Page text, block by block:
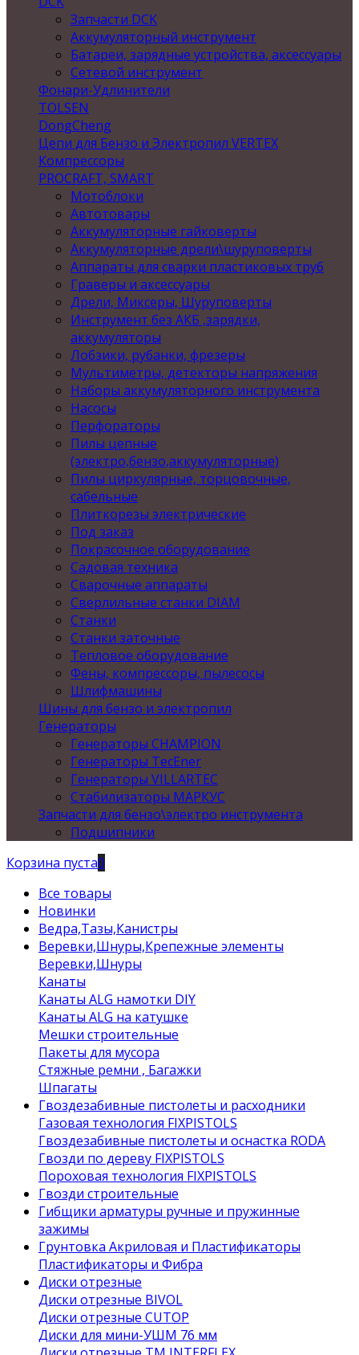
Запчасти DCK
Аккумуляторный инструмент
Батареи, зарядные устройства, аксессуары
Сетевой инструмент
Фонари-Удлинители
TOLSEN
DongCheng
Цепи для Бензо и Электропил VERTEX
Компрессоры
PROCRAFT, SMART
Мотоблоки
Автотовары
Аккумуляторные гайковерты
Аккумуляторные дрели\шуруповерты
Аппараты для сварки пластиковых труб
Граверы и аксессуары
Дрели, Миксеры, Шуруповерты
Инструмент без АКБ ,зарядки,
аккумуляторы
Лобзики, рубанки, фрезеры
Мультиметры, детекторы напряжения
Наборы аккумуляторного инструмента
Насосы
Перфораторы
Пилы цепные
(электро,бензо,аккумуляторные)
Пилы циркулярные, торцовочные,
сабельные
Плиткорезы электрические
Под заказ
Покрасочное оборудование
Садовая техника
Сварочные аппараты
Сверлильные станки DIAM
Станки
Станки заточные
Тепловое оборудование
Фены, компрессоры, пылесосы
Шлифмашины
Шины для бензо и электропил
Генераторы
Генераторы CHAMPION
Генераторы TecEner
Генераторы VILLARTEC
Стабилизаторы МАРКУС
Запчасти для бензо\электро инструмента
Подшипники
Корзина пуста0
Все товары
Новинки
Ведра,Тазы,Канистры
Веревки,Шнуры,Крепежные элементы
Веревки,Шнуры
Канаты
Канаты ALG намотки DIY
Канаты ALG на катушке
Мешки строительные
Пакеты для мусора
Стяжные ремни , Багажки
Шпагаты
Гвоздезабивные пистолеты и расходники
Газовая технология FIXPISTOLS
Гвоздезабивные пистолеты и оснастка RODA
Гвозди по дереву FIXPISTOLS
Пороховая технология FIXPISTOLS
Гвозди строительные
Гибщики арматуры ручные и пружинные
зажимы
Грунтовка Акриловая и Пластификаторы
Пластификаторы и Фибра
Диски отрезные
Диски отрезные BIVOL
Диски отрезные CUTOP
Диски для мини-УШМ 76 мм